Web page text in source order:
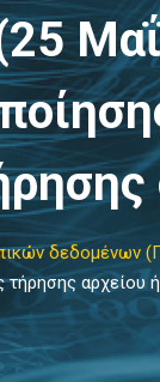
αρχείου